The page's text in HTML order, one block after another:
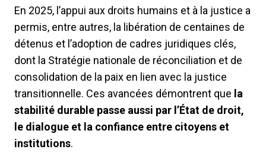
En 2025, l’appui aux droits humains et à la justice a
permis, entre autres, la libération de centaines de
détenus et l’adoption de cadres juridiques clés,
dont la Stratégie nationale de réconciliation et de
consolidation de la paix en lien avec la justice
transitionnelle. Ces avancées démontrent que la
stabilité durable passe aussi par l’État de droit,
le dialogue et la confiance entre citoyens et
institutions.